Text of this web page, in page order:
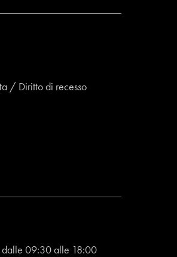
/ Diritto di recesso
dalle 09:30 alle 18:00